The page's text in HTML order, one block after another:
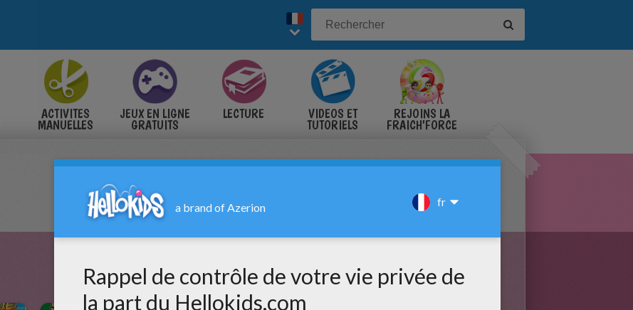
ACTIVITES
MANUELLES
JEUX EN LIGNE
GRATUITS
LECTURE VIDÉOS ET
TUTORIELS
REJOINS LA
FRAICH'FORCE